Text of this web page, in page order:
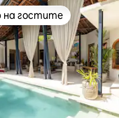
избор на гостите
на гостите